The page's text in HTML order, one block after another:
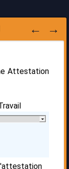
Attestation